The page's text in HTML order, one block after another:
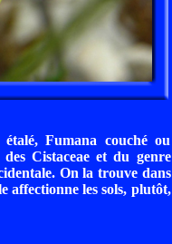
Fumana couché ou
Cistaceae et du genre
On la trouve dans
affectionne les sols, plutôt,